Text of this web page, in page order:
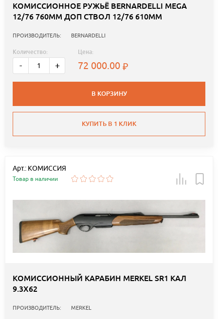
КОМИССИОННОЕ РУЖЬЁ BERNARDELLI MEGA
12/76 760ММ ДОП СТВОЛ 12/76 610ММ
ПРОИЗВОДИТЕЛЬ: BERNARDELLI
Количество:
- +
Цена:
72 000.00
В КОРЗИНУ
КУПИТЬ В 1 КЛИК
Арт.: КОМИССИЯ
Товар в наличии
КОМИССИОННЫЙ КАРАБИН MERKEL SR1 КАЛ
9.3X62
ПРОИЗВОДИТЕЛЬ: MERKEL